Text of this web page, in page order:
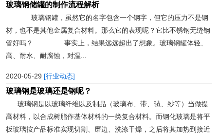
玻璃钢储罐的制作流程解析
玻璃钢罐，虽然它的名字包含一个钢字，但它的压力不是钢
材，也不是其他金属复合材料。那么它的表现呢？它比不锈钢无缝钢
管好吗？ 事实上，结果远远超出了想象。玻璃钢罐体轻、
高、耐水、耐腐蚀，对温...
2020-05-29 [行业动态]
玻璃钢是玻璃还是钢呢？
玻璃钢是以玻璃纤维以及制品（玻璃布、带、毡、纱等）当做提
高材料，以合成树脂作基体材料的一类复合材料。而钢化玻璃是将平
板玻璃按产品标准实现切割、磨边、洗涤干燥，之后将其加热到接近